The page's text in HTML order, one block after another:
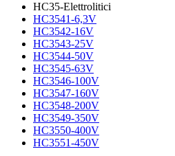
HC35-Elettrolitici
HC3541-6,3V
HC3542-16V
HC3543-25V
HC3544-50V
HC3545-63V
HC3546-100V
HC3547-160V
HC3548-200V
HC3549-350V
HC3550-400V
HC3551-450V